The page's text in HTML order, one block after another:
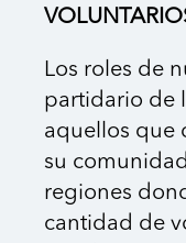
Los roles de
partidario de
aquellos que
su
regiones
cantidad de